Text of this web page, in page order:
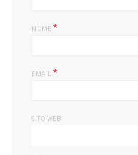
NOME *
EMAIL *
SITO WEB